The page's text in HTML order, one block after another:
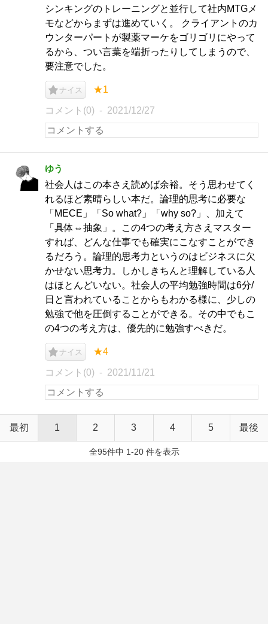
シンキングのトレーニングと並行して社内MTGメ
モなどからまずは進めていく。 クライアントのカ
ウンターパートが製薬マーケをゴリゴリにやって
るから、つい言葉を端折ったりしてしまうので、
要注意でした。
ナイス ★1
コメント(0) 2021/12/27
ゆう
社会人はこの本さえ読めば余裕。そう思わせてく
れるほど素晴らしい本だ。論理的思考に必要な
「MECE」「So what?」「why so?」、加えて
「具体⇔抽象」。この4つの考え方さえマスター
すれば、どんな仕事でも確実にこなすことができ
るだろう。論理的思考力というのはビジネスに欠
かせない思考力。しかしきちんと理解している人
はほとんどいない。社会人の平均勉強時間は6分/
日と言われていることからもわかる様に、少しの
勉強で他を圧倒することができる。その中でもこ
の4つの考え方は、優先的に勉強すべきだ。
ナイス ★4
コメント(0) 2021/11/21
最初 1 2 3 4 5 最後
全95件中 1-20 件を表示